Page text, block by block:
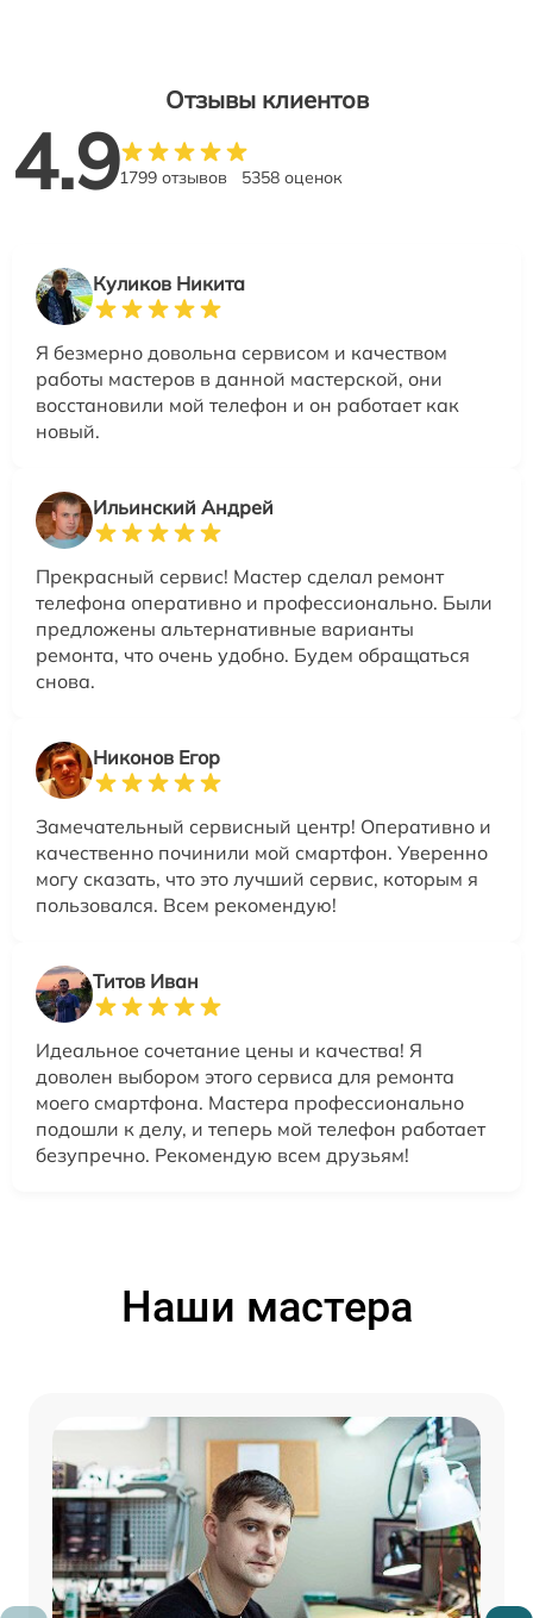
Отзывы клиентов
4.91799 отзывов 5358 оценок
Куликов Никита
Я безмерно довольна сервисом и качеством
работы мастеров в данной мастерской, они
восстановили мой телефон и он работает как
новый.
Ильинский Андрей
Прекрасный сервис! Мастер сделал ремонт
телефона оперативно и профессионально. Были
предложены альтернативные варианты
ремонта, что очень удобно. Будем обращаться
снова.
Никонов Егор
Замечательный сервисный центр! Оперативно и
качественно починили мой смартфон. Уверенно
могу сказать, что это лучший сервис, которым я
пользовался. Всем рекомендую!
Титов Иван
Идеальное сочетание цены и качества! Я
доволен выбором этого сервиса для ремонта
моего смартфона. Мастера профессионально
подошли к делу, и теперь мой телефон работает
безупречно. Рекомендую всем друзьям!
Наши мастера